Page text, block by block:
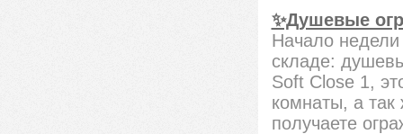
✨Душевые
Начало
складе:
Soft Close 1,
комнаты, а
получаете